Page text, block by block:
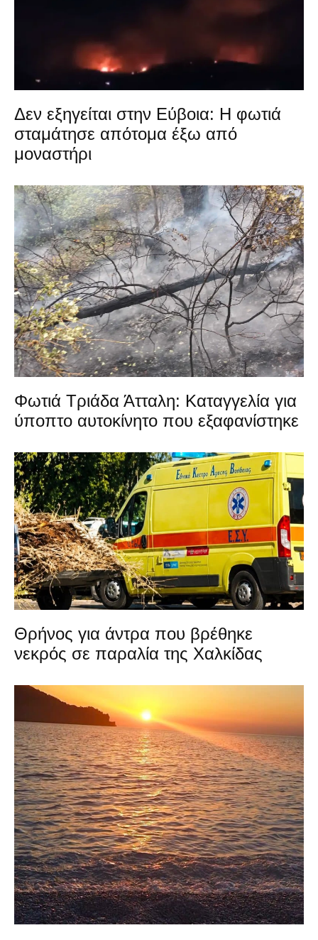
Δεν εξηγείται στην Εύβοια: Η φωτιά
σταμάτησε απότομα έξω από
μοναστήρι
Φωτιά Τριάδα Άτταλη: Καταγγελία για
ύποπτο αυτοκίνητο που εξαφανίστηκε
Θρήνος για άντρα που βρέθηκε
νεκρός σε παραλία της Χαλκίδας